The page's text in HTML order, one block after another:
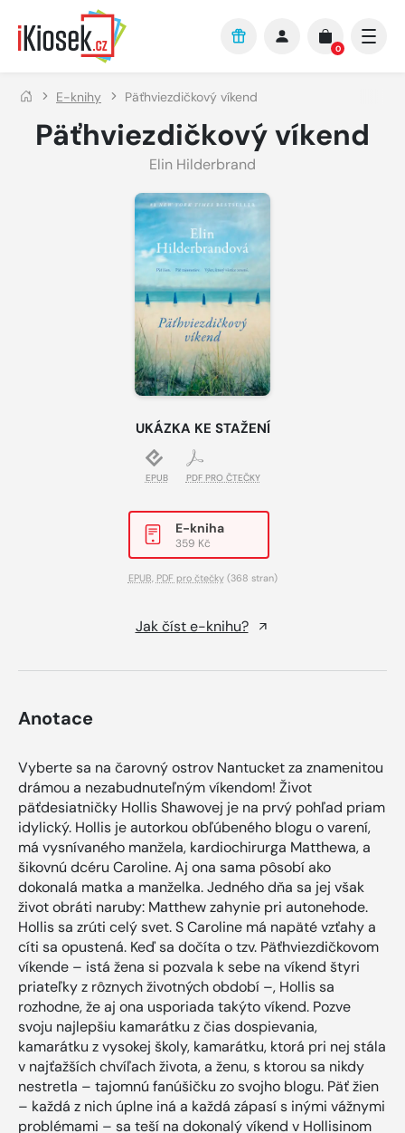
Přejít na hlavní obsah
0
E-knihy Päťhviezdičkový víkend
Päťhviezdičkový víkend
Elin Hilderbrand
UKÁZKA KE STAŽENÍ
EPUB PDF PRO ČTEČKY
E-kniha
359 Kč
EPUB PDF pro čtečky(368 stran)
Jak číst e-knihu?
Anotace
Vyberte sa na čarovný ostrov Nantucket za znamenitou
drámou a nezabudnuteľným víkendom! Život
päťdesiatničky Hollis Shawovej je na prvý pohľad priam
idylický. Hollis je autorkou obľúbeného blogu o varení,
má vysnívaného manžela, kardiochirurga Matthewa, a
šikovnú dcéru Caroline. Aj ona sama pôsobí ako
dokonalá matka a manželka. Jedného dňa sa jej však
život obráti naruby: Matthew zahynie pri autonehode.
Hollis sa zrúti celý svet. S Caroline má napäté vzťahy a
cíti sa opustená. Keď sa dočíta o tzv. Päťhviezdičkovom
víkende – istá žena si pozvala k sebe na víkend štyri
priateľky z rôznych životných období –, Hollis sa
rozhodne, že aj ona usporiada takýto víkend. Pozve
svoju najlepšiu kamarátku z čias dospievania,
kamarátku z vysokej školy, kamarátku, ktorá pri nej stála
v najťažších chvíľach života, a ženu, s ktorou sa nikdy
nestretla – tajomnú fanúšičku zo svojho blogu. Päť žien
– každá z nich úplne iná a každá zápasí s inými vážnymi
problémami – sa teší na dokonalý víkend v Hollisinom